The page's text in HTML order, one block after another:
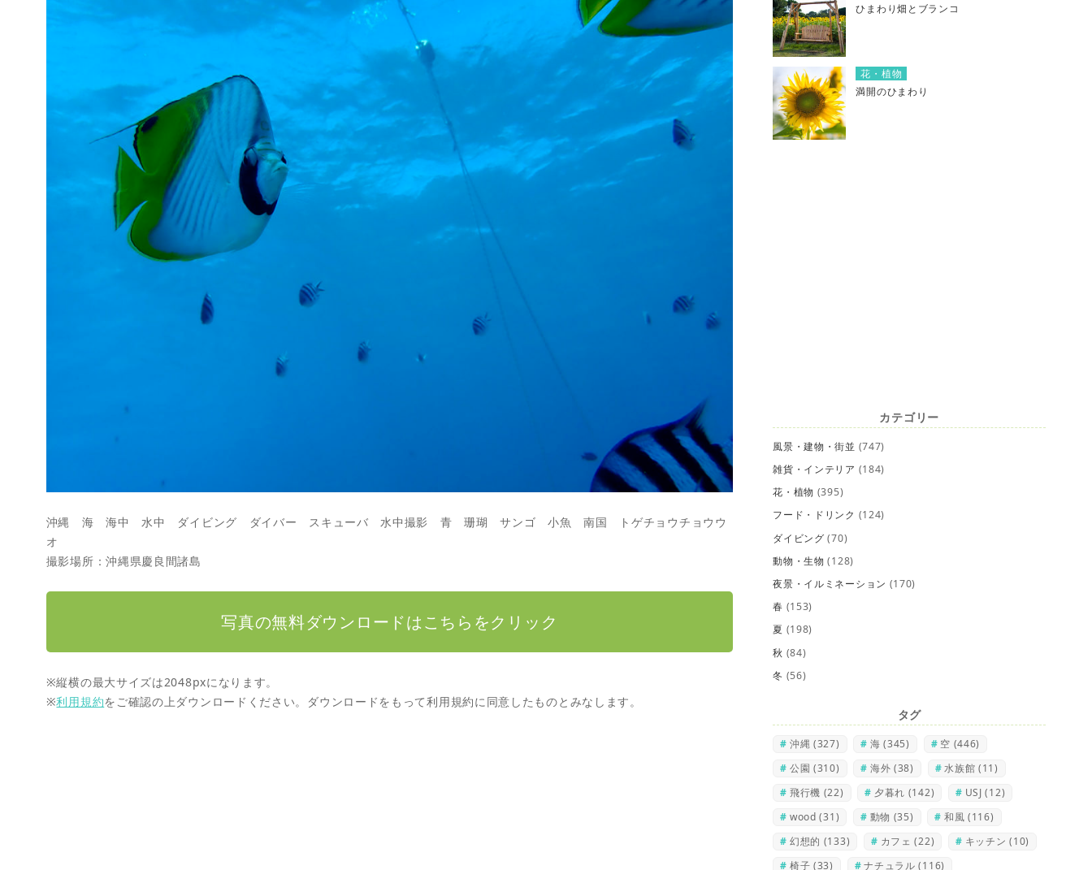
沖縄 海 海中 水中 ダイビング ダイバー スキューバ 水中撮影 青 珊瑚 サンゴ 小魚 南国 トゲチョウチョウウ
オ
撮影場所：沖縄県慶良間諸島
写真の無料ダウンロードはこちらをクリック
※縦横の最大サイズは2048pxになります。
※利用規約をご確認の上ダウンロードください。ダウンロードをもって利用規約に同意したものとみなします。
ひまわり畑とブランコ
花・植物
満開のひまわり
カテゴリー
風景・建物・街並 (747)
雑貨・インテリア (184)
花・植物 (395)
フード・ドリンク (124)
ダイビング (70)
動物・生物 (128)
夜景・イルミネーション (170)
春 (153)
夏 (198)
秋 (84)
冬 (56)
タグ
沖縄 (327) 海 (345) 空 (446)
公園 (310) 海外 (38) 水族館 (11)
飛行機 (22) 夕暮れ (142) USJ (12)
wood (31) 動物 (35) 和風 (116)
幻想的 (133) カフェ (22) キッチン (10)
椅子 (33) ナチュラル (116)